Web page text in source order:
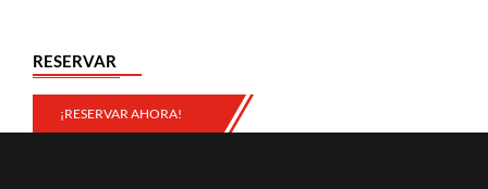
RESERVAR
¡RESERVAR AHORA!